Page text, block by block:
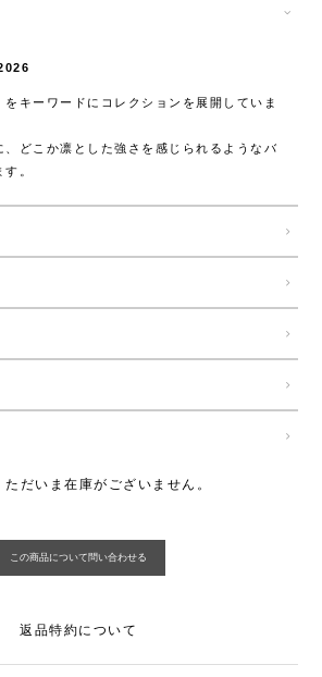
をキーワードにコレクションを展開していま
、どこか凛とした強さを感じられるようなバ
。
だいま在庫がございません。
返品特約について